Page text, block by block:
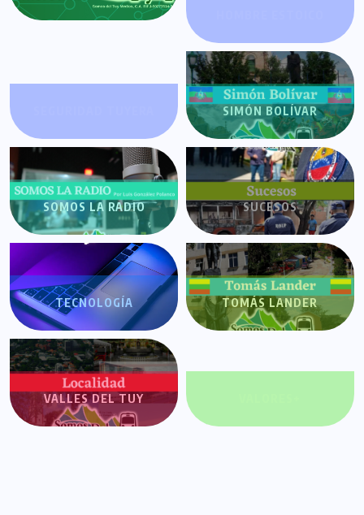
SIMÓN BOLÍVAR
SOMOS LA RADIO SUCESOS
TECNOLOGÍA TOMÁS LANDER
VALLES DEL TUY